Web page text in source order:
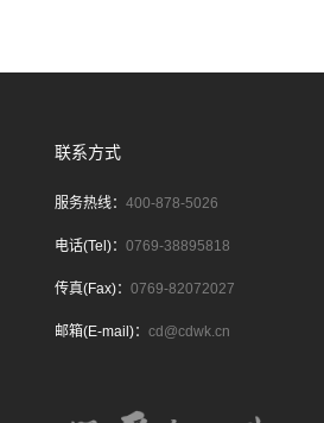
联系方式
服务热线：400-878-5026
电话(Tel)：0769-38895818
传真(Fax)：0769-82072027
邮箱(E-mail)：cd@cdwk.cn